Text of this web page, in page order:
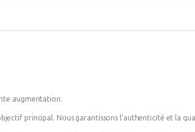
augmentation.
principal. Nous garantissons l'authenticité et la